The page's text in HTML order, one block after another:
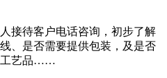
待客户电话咨询，初步了解
、是否需要提供包装，及是否
工艺品……